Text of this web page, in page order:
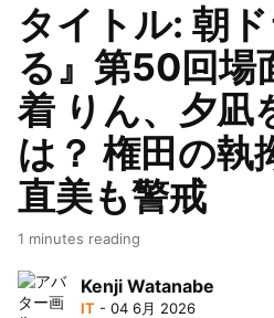
タイトル: 朝
る』第50回場
着 りん、夕凪
は？ 権田の執
直美も警戒
1 minutes reading
Kenji Watanabe
IT - 04 6月 2026